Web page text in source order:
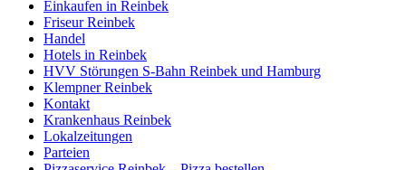
Einkaufen in Reinbek
Friseur Reinbek
Handel
Hotels in Reinbek
HVV Störungen S-Bahn Reinbek und Hamburg
Klempner Reinbek
Kontakt
Krankenhaus Reinbek
Lokalzeitungen
Parteien